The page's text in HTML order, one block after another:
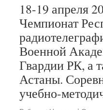
18-19 апреля
Чемпионат
Военной
Гвардии РК, а
Астаны.
учебно-